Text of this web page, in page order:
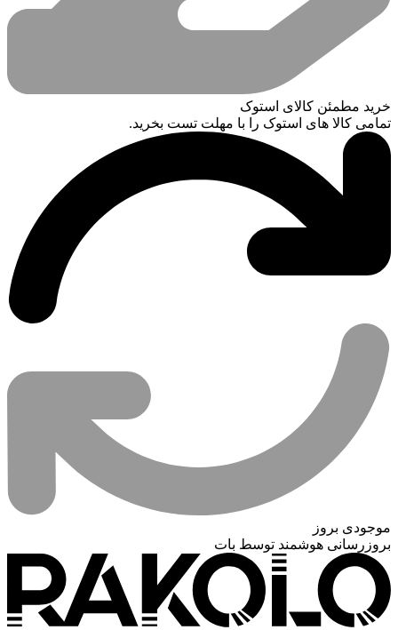
خرید مطمئن کالای استوک
تمامی کالا های استوک را با مهلت تست بخرید.
موجودی بروز
بروزرسانی هوشمند توسط بات